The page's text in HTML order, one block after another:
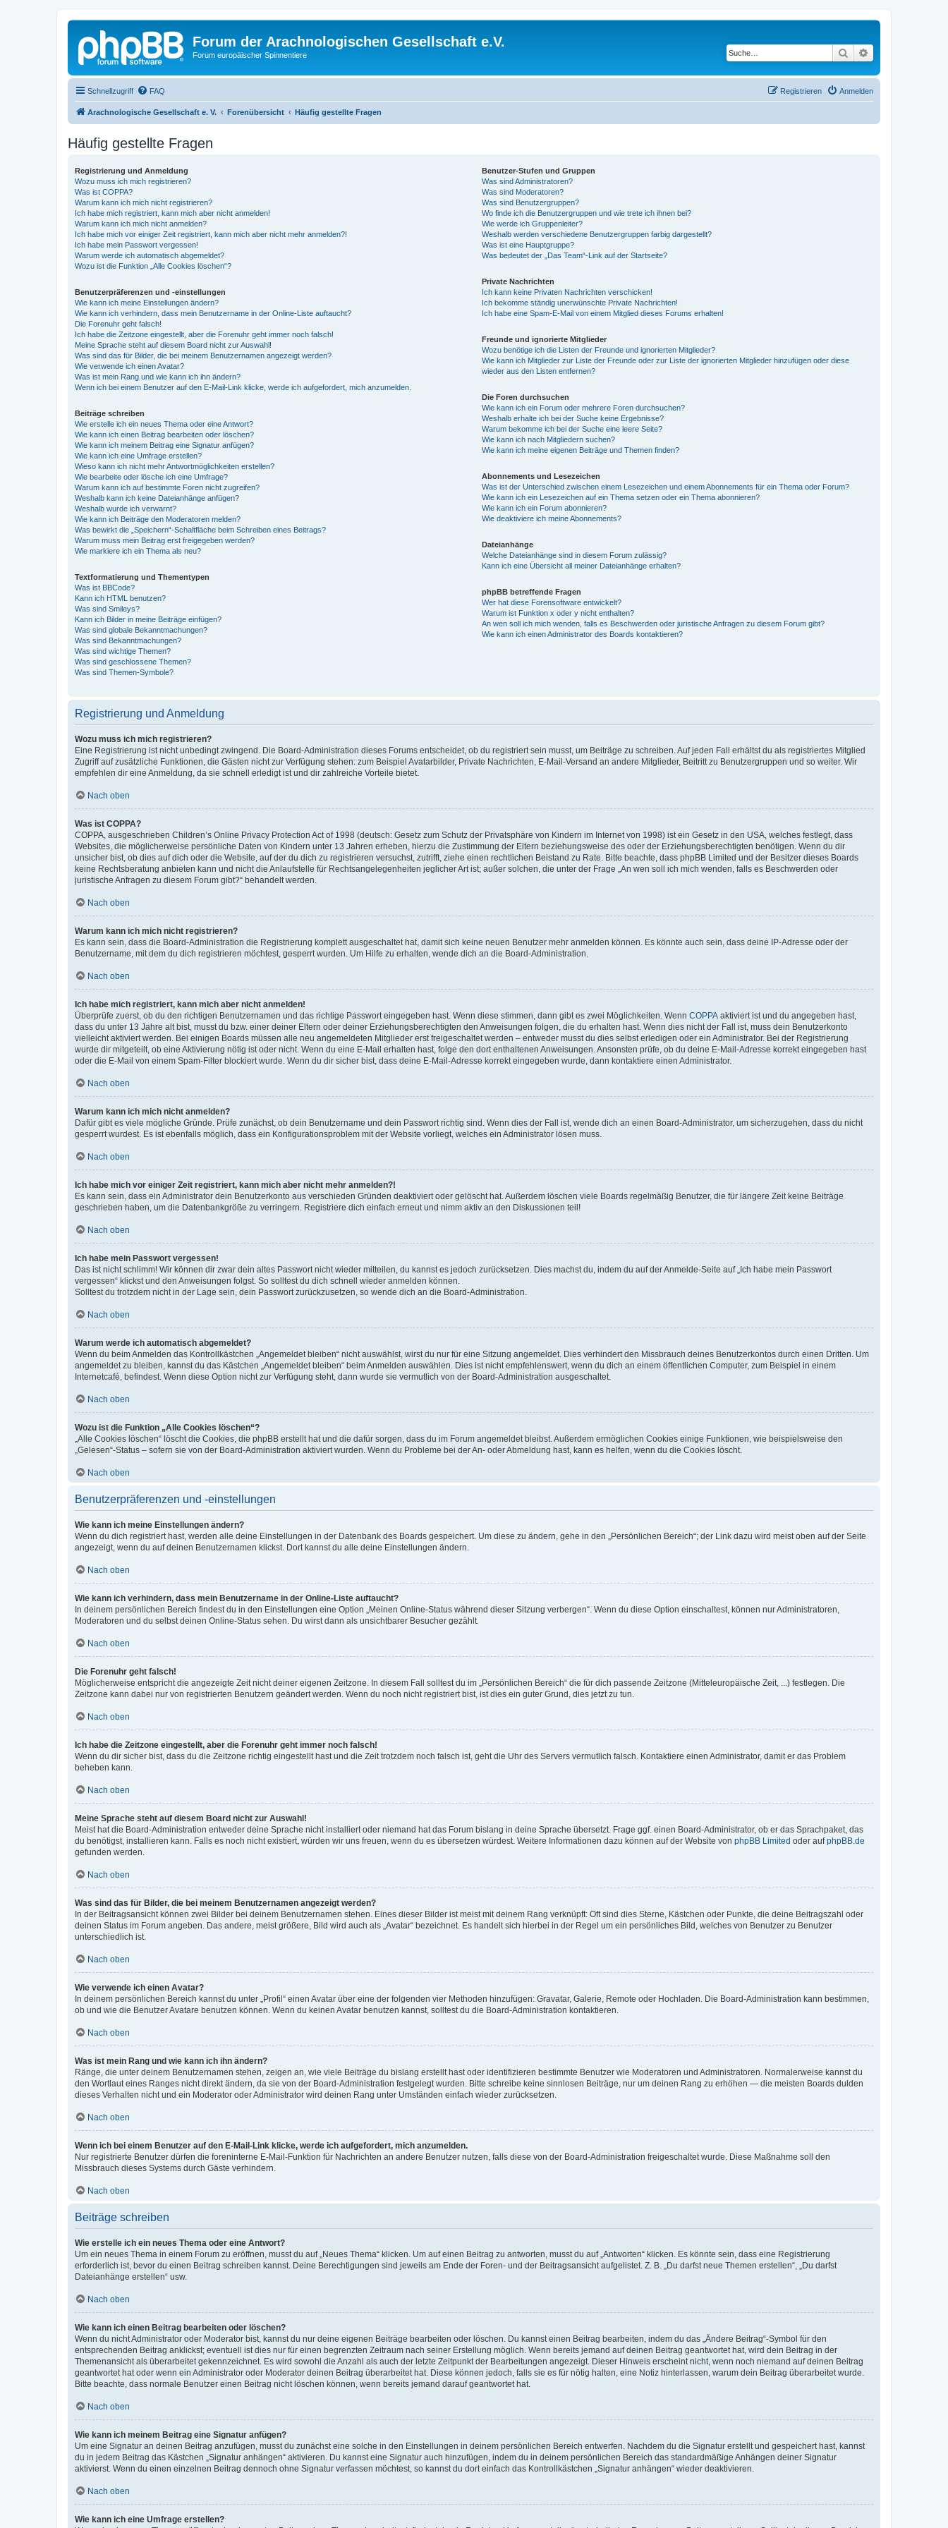
Forum der Arachnologischen Gesellschaft e.V.
Forum europäischer Spinnentiere Suche
Schnellzugriff FAQ Anmelden
Registrieren
Arachnologische Gesellschaft e. V. Forenübersicht Häufig gestellte Fragen
Häufig gestellte Fragen
Registrierung und Anmeldung
Wozu muss ich mich registrieren?
Was ist COPPA?
Warum kann ich mich nicht registrieren?
Ich habe mich registriert, kann mich aber nicht anmelden!
Warum kann ich mich nicht anmelden?
Ich habe mich vor einiger Zeit registriert, kann mich aber nicht mehr anmelden?!
Ich habe mein Passwort vergessen!
Warum werde ich automatisch abgemeldet?
Wozu ist die Funktion „Alle Cookies löschen“?
Benutzerpräferenzen und -einstellungen
Wie kann ich meine Einstellungen ändern?
Wie kann ich verhindern, dass mein Benutzername in der Online-Liste auftaucht?
Die Forenuhr geht falsch!
Ich habe die Zeitzone eingestellt, aber die Forenuhr geht immer noch falsch!
Meine Sprache steht auf diesem Board nicht zur Auswahl!
Was sind das für Bilder, die bei meinem Benutzernamen angezeigt werden?
Wie verwende ich einen Avatar?
Was ist mein Rang und wie kann ich ihn ändern?
Wenn ich bei einem Benutzer auf den E-Mail-Link klicke, werde ich aufgefordert, mich anzumelden.
Beiträge schreiben
Wie erstelle ich ein neues Thema oder eine Antwort?
Wie kann ich einen Beitrag bearbeiten oder löschen?
Wie kann ich meinem Beitrag eine Signatur anfügen?
Wie kann ich eine Umfrage erstellen?
Wieso kann ich nicht mehr Antwortmöglichkeiten erstellen?
Wie bearbeite oder lösche ich eine Umfrage?
Warum kann ich auf bestimmte Foren nicht zugreifen?
Weshalb kann ich keine Dateianhänge anfügen?
Weshalb wurde ich verwarnt?
Wie kann ich Beiträge den Moderatoren melden?
Was bewirkt die „Speichern“-Schaltfläche beim Schreiben eines Beitrags?
Warum muss mein Beitrag erst freigegeben werden?
Wie markiere ich ein Thema als neu?
Textformatierung und Thementypen
Was ist BBCode?
Kann ich HTML benutzen?
Was sind Smileys?
Kann ich Bilder in meine Beiträge einfügen?
Was sind globale Bekanntmachungen?
Was sind Bekanntmachungen?
Was sind wichtige Themen?
Was sind geschlossene Themen?
Was sind Themen-Symbole?
Benutzer-Stufen und Gruppen
Was sind Administratoren?
Was sind Moderatoren?
Was sind Benutzergruppen?
Wo finde ich die Benutzergruppen und wie trete ich ihnen bei?
Wie werde ich Gruppenleiter?
Weshalb werden verschiedene Benutzergruppen farbig dargestellt?
Was ist eine Hauptgruppe?
Was bedeutet der „Das Team“-Link auf der Startseite?
Private Nachrichten
Ich kann keine Privaten Nachrichten verschicken!
Ich bekomme ständig unerwünschte Private Nachrichten!
Ich habe eine Spam-E-Mail von einem Mitglied dieses Forums erhalten!
Freunde und ignorierte Mitglieder
Wozu benötige ich die Listen der Freunde und ignorierten Mitglieder?
Wie kann ich Mitglieder zur Liste der Freunde oder zur Liste der ignorierten Mitglieder hinzufügen oder diese
wieder aus den Listen entfernen?
Die Foren durchsuchen
Wie kann ich ein Forum oder mehrere Foren durchsuchen?
Weshalb erhalte ich bei der Suche keine Ergebnisse?
Warum bekomme ich bei der Suche eine leere Seite?
Wie kann ich nach Mitgliedern suchen?
Wie kann ich meine eigenen Beiträge und Themen finden?
Abonnements und Lesezeichen
Was ist der Unterschied zwischen einem Lesezeichen und einem Abonnements für ein Thema oder Forum?
Wie kann ich ein Lesezeichen auf ein Thema setzen oder ein Thema abonnieren?
Wie kann ich ein Forum abonnieren?
Wie deaktiviere ich meine Abonnements?
Dateianhänge
Welche Dateianhänge sind in diesem Forum zulässig?
Kann ich eine Übersicht all meiner Dateianhänge erhalten?
phpBB betreffende Fragen
Wer hat diese Forensoftware entwickelt?
Warum ist Funktion x oder y nicht enthalten?
An wen soll ich mich wenden, falls es Beschwerden oder juristische Anfragen zu diesem Forum gibt?
Wie kann ich einen Administrator des Boards kontaktieren?
Registrierung und Anmeldung
Wozu muss ich mich registrieren?
Eine Registrierung ist nicht unbedingt zwingend. Die Board-Administration dieses Forums entscheidet, ob du registriert sein musst, um Beiträge zu schreiben. Auf jeden Fall erhältst du als registriertes Mitglied
Zugriff auf zusätzliche Funktionen, die Gästen nicht zur Verfügung stehen: zum Beispiel Avatarbilder, Private Nachrichten, E-Mail-Versand an andere Mitglieder, Beitritt zu Benutzergruppen und so weiter. Wir
empfehlen dir eine Anmeldung, da sie schnell erledigt ist und dir zahlreiche Vorteile bietet.
Nach oben
Was ist COPPA?
COPPA, ausgeschrieben Children’s Online Privacy Protection Act of 1998 (deutsch: Gesetz zum Schutz der Privatsphäre von Kindern im Internet von 1998) ist ein Gesetz in den USA, welches festlegt, dass
Websites, die möglicherweise persönliche Daten von Kindern unter 13 Jahren erheben, hierzu die Zustimmung der Eltern beziehungsweise des oder der Erziehungsberechtigten benötigen. Wenn du dir
unsicher bist, ob dies auf dich oder die Website, auf der du dich zu registrieren versuchst, zutrifft, ziehe einen rechtlichen Beistand zu Rate. Bitte beachte, dass phpBB Limited und der Besitzer dieses Boards
keine Rechtsberatung anbieten kann und nicht die Anlaufstelle für Rechtsangelegenheiten jeglicher Art ist; außer solchen, die unter der Frage „An wen soll ich mich wenden, falls es Beschwerden oder
juristische Anfragen zu diesem Forum gibt?“ behandelt werden.
Nach oben
Warum kann ich mich nicht registrieren?
Es kann sein, dass die Board-Administration die Registrierung komplett ausgeschaltet hat, damit sich keine neuen Benutzer mehr anmelden können. Es könnte auch sein, dass deine IP-Adresse oder der
Benutzername, mit dem du dich registrieren möchtest, gesperrt wurden. Um Hilfe zu erhalten, wende dich an die Board-Administration.
Nach oben
Ich habe mich registriert, kann mich aber nicht anmelden!
Überprüfe zuerst, ob du den richtigen Benutzernamen und das richtige Passwort eingegeben hast. Wenn diese stimmen, dann gibt es zwei Möglichkeiten. Wenn COPPA aktiviert ist und du angegeben hast,
dass du unter 13 Jahre alt bist, musst du bzw. einer deiner Eltern oder deiner Erziehungsberechtigten den Anweisungen folgen, die du erhalten hast. Wenn dies nicht der Fall ist, muss dein Benutzerkonto
vielleicht aktiviert werden. Bei einigen Boards müssen alle neu angemeldeten Mitglieder erst freigeschaltet werden – entweder musst du dies selbst erledigen oder ein Administrator. Bei der Registrierung
wurde dir mitgeteilt, ob eine Aktivierung nötig ist oder nicht. Wenn du eine E-Mail erhalten hast, folge den dort enthaltenen Anweisungen. Ansonsten prüfe, ob du deine E-Mail-Adresse korrekt eingegeben hast
oder die E-Mail von einem Spam-Filter blockiert wurde. Wenn du dir sicher bist, dass deine E-Mail-Adresse korrekt eingegeben wurde, dann kontaktiere einen Administrator.
Nach oben
Warum kann ich mich nicht anmelden?
Dafür gibt es viele mögliche Gründe. Prüfe zunächst, ob dein Benutzername und dein Passwort richtig sind. Wenn dies der Fall ist, wende dich an einen Board-Administrator, um sicherzugehen, dass du nicht
gesperrt wurdest. Es ist ebenfalls möglich, dass ein Konfigurationsproblem mit der Website vorliegt, welches ein Administrator lösen muss.
Nach oben
Ich habe mich vor einiger Zeit registriert, kann mich aber nicht mehr anmelden?!
Es kann sein, dass ein Administrator dein Benutzerkonto aus verschieden Gründen deaktiviert oder gelöscht hat. Außerdem löschen viele Boards regelmäßig Benutzer, die für längere Zeit keine Beiträge
geschrieben haben, um die Datenbankgröße zu verringern. Registriere dich einfach erneut und nimm aktiv an den Diskussionen teil!
Nach oben
Ich habe mein Passwort vergessen!
Das ist nicht schlimm! Wir können dir zwar dein altes Passwort nicht wieder mitteilen, du kannst es jedoch zurücksetzen. Dies machst du, indem du auf der Anmelde-Seite auf „Ich habe mein Passwort
vergessen“ klickst und den Anweisungen folgst. So solltest du dich schnell wieder anmelden können.
Solltest du trotzdem nicht in der Lage sein, dein Passwort zurückzusetzen, so wende dich an die Board-Administration.
Nach oben
Warum werde ich automatisch abgemeldet?
Wenn du beim Anmelden das Kontrollkästchen „Angemeldet bleiben“ nicht auswählst, wirst du nur für eine Sitzung angemeldet. Dies verhindert den Missbrauch deines Benutzerkontos durch einen Dritten. Um
angemeldet zu bleiben, kannst du das Kästchen „Angemeldet bleiben“ beim Anmelden auswählen. Dies ist nicht empfehlenswert, wenn du dich an einem öffentlichen Computer, zum Beispiel in einem
Internetcafé, befindest. Wenn diese Option nicht zur Verfügung steht, dann wurde sie vermutlich von der Board-Administration ausgeschaltet.
Nach oben
Wozu ist die Funktion „Alle Cookies löschen“?
„Alle Cookies löschen“ löscht die Cookies, die phpBB erstellt hat und die dafür sorgen, dass du im Forum angemeldet bleibst. Außerdem ermöglichen Cookies einige Funktionen, wie beispielsweise den
„Gelesen“-Status – sofern sie von der Board-Administration aktiviert wurden. Wenn du Probleme bei der An- oder Abmeldung hast, kann es helfen, wenn du die Cookies löscht.
Nach oben
Benutzerpräferenzen und -einstellungen
Wie kann ich meine Einstellungen ändern?
Wenn du dich registriert hast, werden alle deine Einstellungen in der Datenbank des Boards gespeichert. Um diese zu ändern, gehe in den „Persönlichen Bereich“; der Link dazu wird meist oben auf der Seite
angezeigt, wenn du auf deinen Benutzernamen klickst. Dort kannst du alle deine Einstellungen ändern.
Nach oben
Wie kann ich verhindern, dass mein Benutzername in der Online-Liste auftaucht?
In deinem persönlichen Bereich findest du in den Einstellungen eine Option „Meinen Online-Status während dieser Sitzung verbergen“. Wenn du diese Option einschaltest, können nur Administratoren,
Moderatoren und du selbst deinen Online-Status sehen. Du wirst dann als unsichtbarer Besucher gezählt.
Nach oben
Die Forenuhr geht falsch!
Möglicherweise entspricht die angezeigte Zeit nicht deiner eigenen Zeitzone. In diesem Fall solltest du im „Persönlichen Bereich“ die für dich passende Zeitzone (Mitteleuropäische Zeit, ...) festlegen. Die
Zeitzone kann dabei nur von registrierten Benutzern geändert werden. Wenn du noch nicht registriert bist, ist dies ein guter Grund, dies jetzt zu tun.
Nach oben
Ich habe die Zeitzone eingestellt, aber die Forenuhr geht immer noch falsch!
Wenn du dir sicher bist, dass du die Zeitzone richtig eingestellt hast und die Zeit trotzdem noch falsch ist, geht die Uhr des Servers vermutlich falsch. Kontaktiere einen Administrator, damit er das Problem
beheben kann.
Nach oben
Meine Sprache steht auf diesem Board nicht zur Auswahl!
Meist hat die Board-Administration entweder deine Sprache nicht installiert oder niemand hat das Forum bislang in deine Sprache übersetzt. Frage ggf. einen Board-Administrator, ob er das Sprachpaket, das
du benötigst, installieren kann. Falls es noch nicht existiert, würden wir uns freuen, wenn du es übersetzen würdest. Weitere Informationen dazu können auf der Website von phpBB Limited oder aufphpBB.de
gefunden werden.
Nach oben
Was sind das für Bilder, die bei meinem Benutzernamen angezeigt werden?
In der Beitragsansicht können zwei Bilder bei deinem Benutzernamen stehen. Eines dieser Bilder ist meist mit deinem Rang verknüpft: Oft sind dies Sterne, Kästchen oder Punkte, die deine Beitragszahl oder
deinen Status im Forum angeben. Das andere, meist größere, Bild wird auch als „Avatar“ bezeichnet. Es handelt sich hierbei in der Regel um ein persönliches Bild, welches von Benutzer zu Benutzer
unterschiedlich ist.
Nach oben
Wie verwende ich einen Avatar?
In deinem persönlichen Bereich kannst du unter „Profil“ einen Avatar über eine der folgenden vier Methoden hinzufügen: Gravatar, Galerie, Remote oder Hochladen. Die Board-Administration kann bestimmen,
ob und wie die Benutzer Avatare benutzen können. Wenn du keinen Avatar benutzen kannst, solltest du die Board-Administration kontaktieren.
Nach oben
Was ist mein Rang und wie kann ich ihn ändern?
Ränge, die unter deinem Benutzernamen stehen, zeigen an, wie viele Beiträge du bislang erstellt hast oder identifizieren bestimmte Benutzer wie Moderatoren und Administratoren. Normalerweise kannst du
den Wortlaut eines Ranges nicht direkt ändern, da sie von der Board-Administration festgelegt wurden. Bitte schreibe keine sinnlosen Beiträge, nur um deinen Rang zu erhöhen — die meisten Boards dulden
dieses Verhalten nicht und ein Moderator oder Administrator wird deinen Rang unter Umständen einfach wieder zurücksetzen.
Nach oben
Wenn ich bei einem Benutzer auf den E-Mail-Link klicke, werde ich aufgefordert, mich anzumelden.
Nur registrierte Benutzer dürfen die foreninterne E-Mail-Funktion für Nachrichten an andere Benutzer nutzen, falls diese von der Board-Administration freigeschaltet wurde. Diese Maßnahme soll den
Missbrauch dieses Systems durch Gäste verhindern.
Nach oben
Beiträge schreiben
Wie erstelle ich ein neues Thema oder eine Antwort?
Um ein neues Thema in einem Forum zu eröffnen, musst du auf „Neues Thema“ klicken. Um auf einen Beitrag zu antworten, musst du auf „Antworten“ klicken. Es könnte sein, dass eine Registrierung
erforderlich ist, bevor du einen Beitrag schreiben kannst. Deine Berechtigungen sind jeweils am Ende der Foren- und der Beitragsansicht aufgelistet. Z. B. „Du darfst neue Themen erstellen“, „Du darfst
Dateianhänge erstellen“ usw.
Nach oben
Wie kann ich einen Beitrag bearbeiten oder löschen?
Wenn du nicht Administrator oder Moderator bist, kannst du nur deine eigenen Beiträge bearbeiten oder löschen. Du kannst einen Beitrag bearbeiten, indem du das „Ändere Beitrag“-Symbol für den
entsprechenden Beitrag anklickst; eventuell ist dies nur für einen begrenzten Zeitraum nach seiner Erstellung möglich. Wenn bereits jemand auf deinen Beitrag geantwortet hat, wird dein Beitrag in der
Themenansicht als überarbeitet gekennzeichnet. Es wird sowohl die Anzahl als auch der letzte Zeitpunkt der Bearbeitungen angezeigt. Dieser Hinweis erscheint nicht, wenn noch niemand auf deinen Beitrag
geantwortet hat oder wenn ein Administrator oder Moderator deinen Beitrag überarbeitet hat. Diese können jedoch, falls sie es für nötig halten, eine Notiz hinterlassen, warum dein Beitrag überarbeitet wurde.
Bitte beachte, dass normale Benutzer einen Beitrag nicht löschen können, wenn bereits jemand darauf geantwortet hat.
Nach oben
Wie kann ich meinem Beitrag eine Signatur anfügen?
Um eine Signatur an deinen Beitrag anzufügen, musst du zunächst eine solche in den Einstellungen in deinem persönlichen Bereich entwerfen. Nachdem du die Signatur erstellt und gespeichert hast, kannst
du in jedem Beitrag das Kästchen „Signatur anhängen“ aktivieren. Du kannst eine Signatur auch hinzufügen, indem du in deinem persönlichen Bereich das standardmäßige Anhängen deiner Signatur
aktivierst. Wenn du einen einzelnen Beitrag dennoch ohne Signatur verfassen möchtest, so kannst du dort einfach das Kontrollkästchen „Signatur anhängen“ wieder deaktivieren.
Nach oben
Wie kann ich eine Umfrage erstellen?